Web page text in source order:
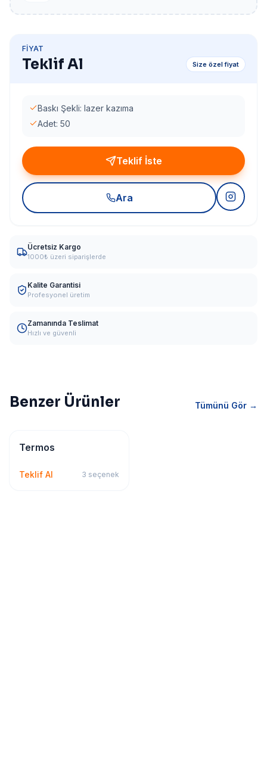
FIYAT
Teklif Al Size özel fiyat
Baskı Şekli: lazer kazıma
Adet: 50
Teklif İste
Ara
Ücretsiz Kargo
1000₺ üzeri siparişlerde
Kalite Garantisi
Profesyonel üretim
Zamanında Teslimat
Hızlı ve güvenli
Benzer Ürünler Tümünü Gör →
Promosyon
Termos
Teklif Al 3 seçenek